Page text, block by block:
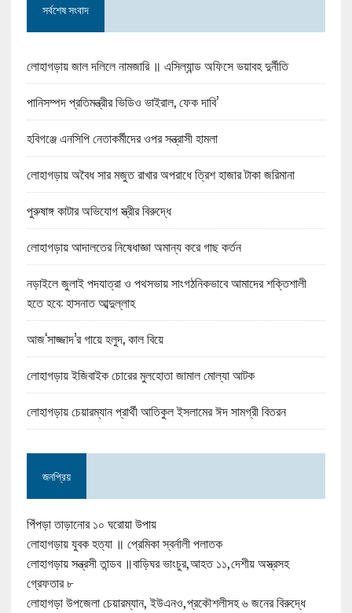
সর্বশেষ সংবাদ
লোহাগড়ায় জাল দলিলে নামজারি ॥ এসিল্যান্ড অফিসে ভয়াবহ দুর্নীতি
পানিসম্পদ প্রতিমন্ত্রীর ভিডিও ভাইরাল, ফেক দাবি’
হবিগঞ্জে এনসিপি নেতাকর্মীদের ওপর সন্ত্রাসী হামলা
লোহাগড়ায় অবৈধ সার মজুত রাখার অপরাধে ত্রিশ হাজার টাকা জরিমানা
পুরুষাঙ্গ কাটার অভিযোগ স্ত্রীর বিরুদ্ধে
লোহাগড়ায় আদালতের নিষেধাজ্ঞা অমান্য করে গাছ কর্তন
নড়াইলে জুলাই পদযাত্রা ও পথসভায় সাংগঠনিকভাবে আমাদের শক্তিশালী
হতে হবে: হাসনাত আব্দুল্লাহ
আজ‘সাজ্জাদ’র গায়ে হলুদ, কাল বিয়ে
লোহাগড়ায় ইজিবাইক চোরের মুলহোতা জামাল মোল্যা আটক
লোহাগড়ায় চেয়ারম্যান প্রার্থী আতিকুল ইসলামের ঈদ সামগ্রী বিতরন
জনপ্রিয়
পিঁপড়া তাড়ানোর ১০ ঘরোয়া উপায়
লোহাগড়ায় যুবক হত্যা ॥ প্রেমিকা স্বর্নালী পলাতক
লোহাগড়ায় সন্ত্রসী তান্ডব ॥বাড়িঘর ভাংচুর,আহত ১১,দেশীয় অস্ত্রসহ
গ্রেফতার ৮
লোহাগড়া উপজেলা চেয়ারম্যান, ইউএনও,প্রকৌশলীসহ ৬ জনের বিরুদ্ধে